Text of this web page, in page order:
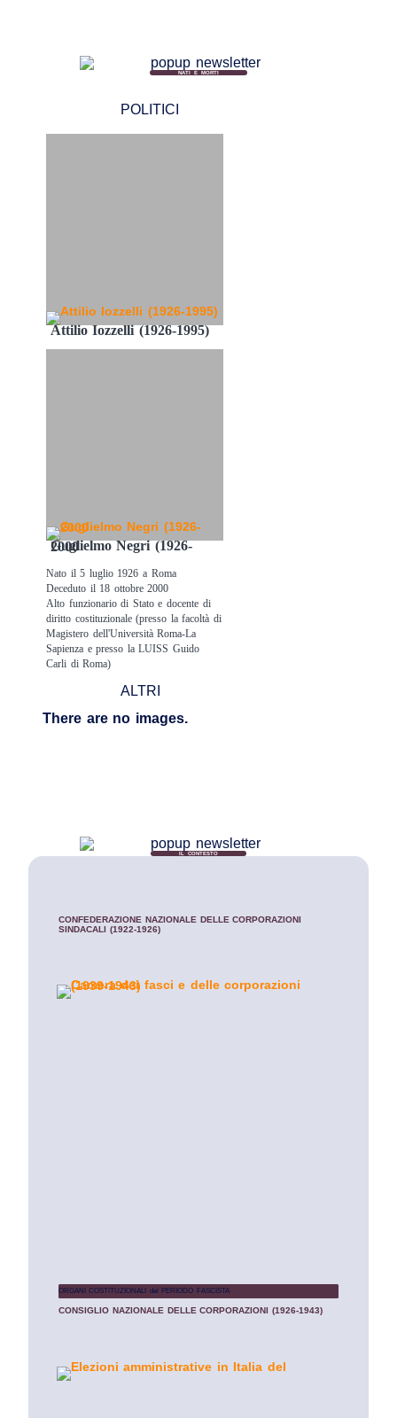
NATI E MORTI
POLITICI
Attilio Iozzelli (1926-1995)
Guglielmo Negri (1926-2000
Nato il 5 luglio 1926 a Roma
Deceduto il 18 ottobre 2000
Alto funzionario di Stato e docente di
diritto costituzionale (presso la facoltà di
Magistero dell'Università Roma-La
Sapienza e presso la LUISS Guido
Carli di Roma)
ALTRI
There are no images.
IL CONTESTO
CONFEDERAZIONE NAZIONALE DELLE CORPORAZIONI
SINDACALI (1922-1926)
ORGANI COSTITUZIONALI del PERIODO FASCISTA
CONSIGLIO NAZIONALE DELLE CORPORAZIONI (1926-1943)